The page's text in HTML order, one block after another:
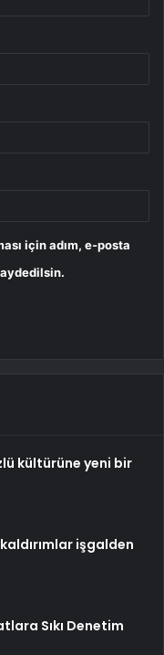
için adım, e-posta
kültürüne yeni bir
işgalden
Sıkı Denetim